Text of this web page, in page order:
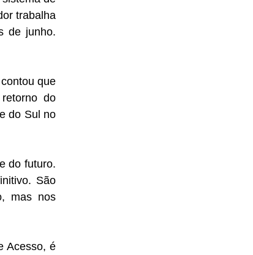
trabalha
de junho.
que
do
do Sul no
do futuro.
São
mas nos
Acesso, é